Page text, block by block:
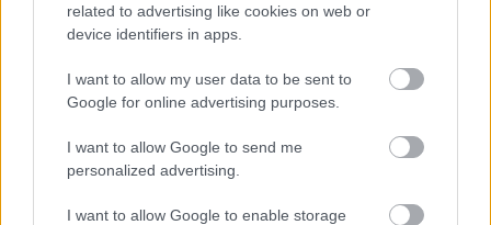
related to advertising like cookies on web or
device identifiers in apps.
I want to allow my user data to be sent to
Google for online advertising purposes.
I want to allow Google to send me
personalized advertising.
I want to allow Google to enable storage
Rajkai Zoltán és Kocsis GergelyA kaukázusi
krétakörben (fotó: Horváth Judit)
A Katona színművésze szakbarbárnak vallja magát.
Szakbarbár vagyok, mert képes vagyok minden egyes